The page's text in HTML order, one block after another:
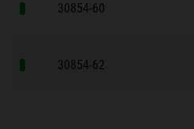
30854-60
30854-62